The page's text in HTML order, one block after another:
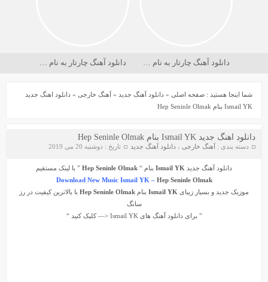
دانلود آهنگ چارتار به نام در حسرت ماه دانلود آهنگ چارتار به نام دریا کجاست
شما اینجا هستید :صفحه اصلی »دانلود آهنگ جدید »آهنگ خارجی »دانلود اهنگ جدید
Ismail YK بنام Hep Seninle Olmak
دانلود اهنگ جدید Ismail YK بنام Hep Seninle Olmak
دسته بندی :آهنگ خارجی ، دانلود آهنگ جدید تاریخ : دوشنبه 20 می 2019
دانلود آهنگ جدید بنام “
” با لینک مستقیم
Download New Music Ismail YK – Hep Seninle Olmak
موزیک جدید و بسیار زیبای
بنام
با بالاترین کیفیت در رز
سانگ
” برای دانلود آهنگ های Ismail YK <— کلیک کنید “